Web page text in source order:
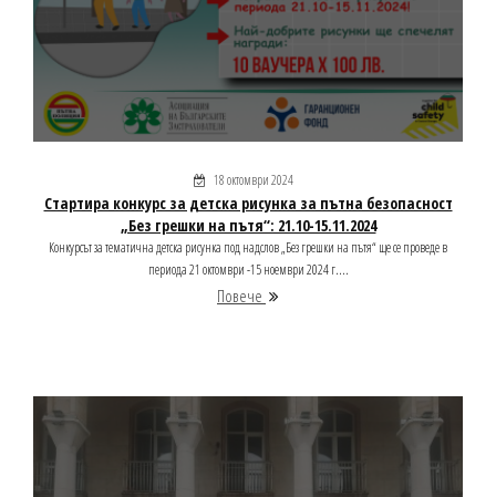
18 октомври 2024
Стартира конкурс за детска рисунка за пътна безопасност
„Без грешки на пътя“: 21.10-15.11.2024
Конкурсът за тематична детска рисунка под надслов „Без грешки на пътя“ ще се проведе в
периода 21 октомври -15 ноември 2024 г....
Повече